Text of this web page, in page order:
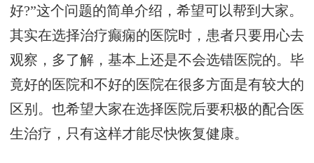
好?”这个问题的简单介绍，希望可以帮到大家。
其实在选择治疗癫痫的医院时，患者只要用心去
观察，多了解，基本上还是不会选错医院的。毕
竟好的医院和不好的医院在很多方面是有较大的
区别。也希望大家在选择医院后要积极的配合医
生治疗，只有这样才能尽快恢复健康。